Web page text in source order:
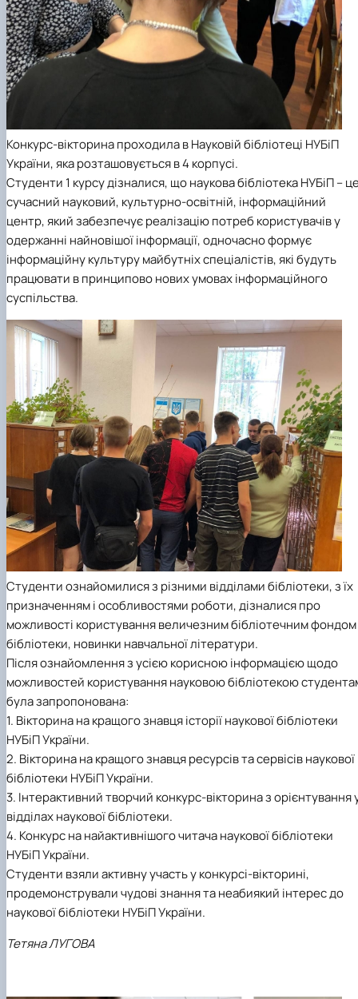
Конкурс-вікторина проходила в Науковій бібліотеці НУБіП
України, яка розташовується в 4 корпусі.
Студенти 1 курсу дізналися, що наукова бібліотека НУБіП –
сучасний науковий, культурно-освітній, інформаційний
центр, який забезпечує реалізацію потреб користувачів у
одержанні найновішої інформації, одночасно формує
інформаційну культуру майбутніх спеціалістів, які будуть
працювати в принципово нових умовах інформаційного
суспільства.
Студенти ознайомилися з різними відділами бібліотеки, з їх
призначенням і особливостями роботи, дізналися про
можливості користування величезним бібліотечним фондом
бібліотеки, новинки навчальної літератури.
Після ознайомлення з усією корисною інформацією щодо
можливостей користування науковою бібліотекою
була запропонована:
1. Вікторина на кращого знавця історії наукової бібліотеки
НУБіП України.
2. Вікторина на кращого знавця ресурсів та сервісів наукової
бібліотеки НУБіП України.
3. Інтерактивний творчий конкурс-вікторина з орієнтування
відділах наукової бібліотеки.
4. Конкурс на найактивнішого читача наукової бібліотеки
НУБіП України.
Студенти взяли активну участь у конкурсі-вікторині,
продемонстрували чудові знання та неабиякий інтерес до
наукової бібліотеки НУБіП України.
Тетяна ЛУГОВА